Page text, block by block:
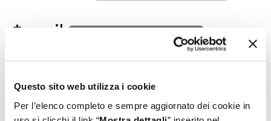
Questo sito web utilizza i cookie
Per l’elenco completo e sempre aggiornato dei cookie in
*email
*text